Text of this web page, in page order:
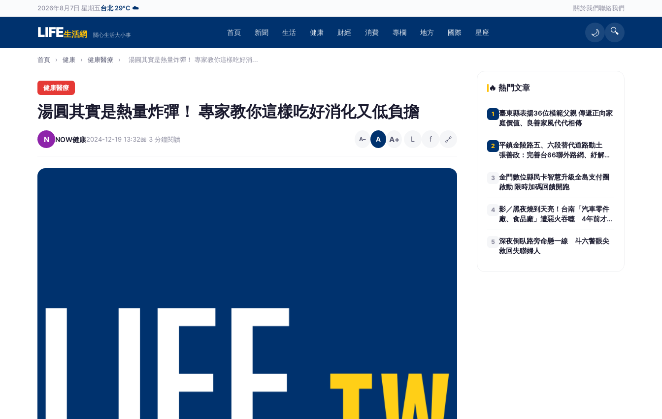
2026年8月7日 星期五台北 29°C ☁️ 關於我們聯絡我們
LIFE生活網 關心生活大小事 首頁 新聞 生活 健康 財經 消費 專欄 地方 國際 星座 🌙 🔍
首頁 › 健康 › 健康醫療 › 湯圓其實是熱量炸彈！ 專家教你這樣吃好消...
健康醫療
湯圓其實是熱量炸彈！ 專家教你這樣吃好消化又低負擔
N NOW健康2024-12-19 13:32📖 3 分鐘閱讀 A− A A+ L f 🔗
🔥 熱門文章
1
臺東縣表揚36位模範父親 傳遞正向家
庭價值、良善家風代代相傳
2 平鎮金陵路五、六段替代道路動土
張善政：完善台66聯外路網、紓解地
3 金門數位縣民卡智慧升級全島支付圈
啟動 限時加碼回饋開跑
4 影／黑夜燒到天亮！台南「汽車零件
廠、食品廠」遭惡火吞噬 4年前才燒
5 深夜倒臥路旁命懸一線 斗六警眼尖
救回失聯婦人